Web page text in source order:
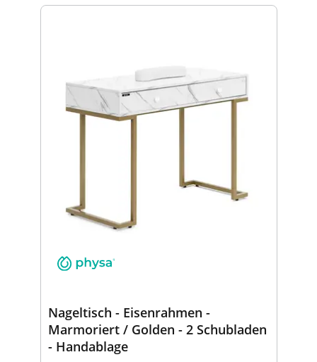
Nageltisch - Eisenrahmen -
Marmoriert / Golden - 2 Schubladen
- Handablage